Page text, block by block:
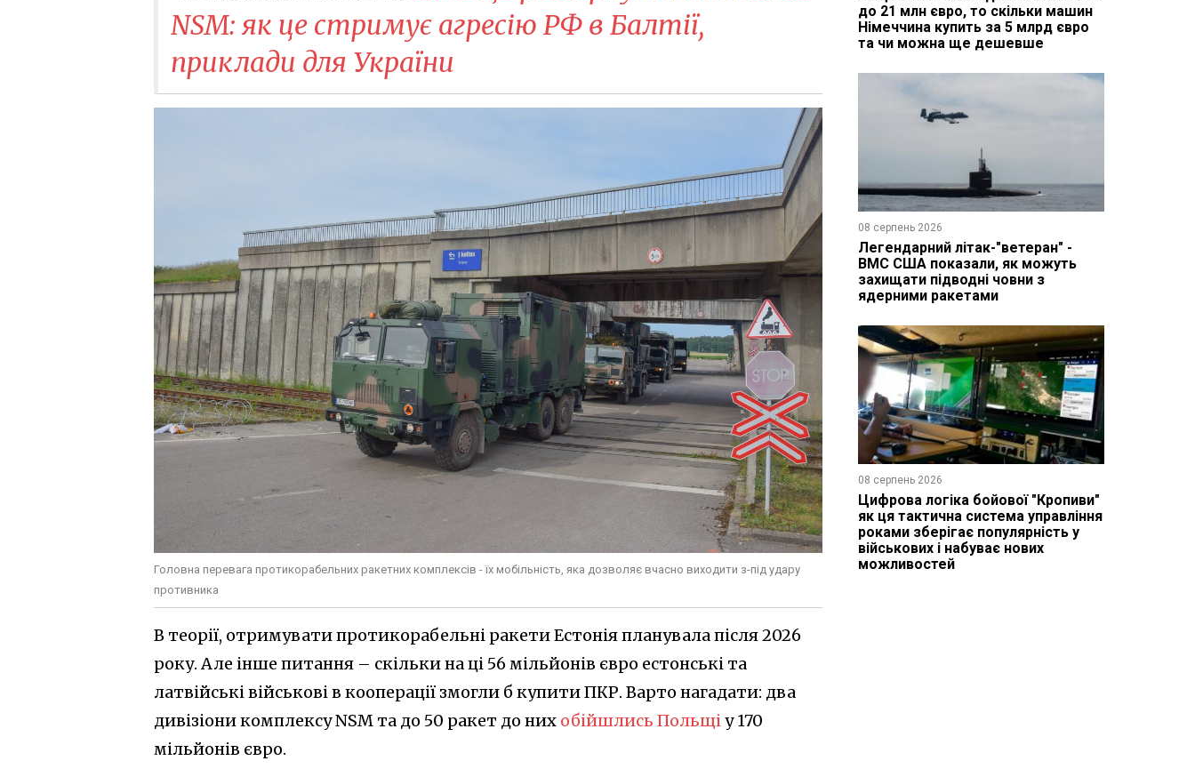
NSM: як це стримує агресію РФ в Балтії,
приклади для України
Головна перевага протикорабельних ракетних комплексів - їх мобільність, яка дозволяє вчасно виходити з-під удару
противника
В теорії, отримувати протикорабельні ракети Естонія планувала після 2026
року. Але інше питання – скільки на ці 56 мільйонів євро естонські та
латвійські військові в кооперації змогли б купити ПКР. Варто нагадати: два
дивізіони комплексу NSM та до 50 ракет до них обійшлись Польщіу 170
мільйонів євро.
до 21 млн євро, то скільки машин
Німеччина купить за 5 млрд євро
та чи можна ще дешевше
08 серпень 2026
Легендарний літак-"ветеран" -
ВМС США показали, як можуть
захищати підводні човни з
ядерними ракетами
08 серпень 2026
Цифрова логіка бойової "Кропиви"
як ця тактична система управління
роками зберігає популярність у
військових і набуває нових
можливостей